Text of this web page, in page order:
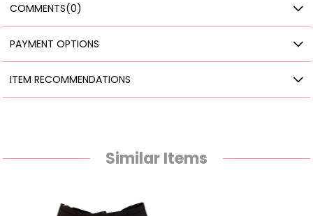
COMMENTS(0)
PAYMENT OPTIONS
ITEM RECOMMENDATIONS
Similar Items